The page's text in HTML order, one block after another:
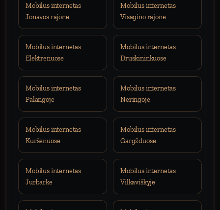
Mobilus internetas
Jonavos rajone
Mobilus internetas
Visagino rajone
Mobilus internetas
Elektrėnuose
Mobilus internetas
Druskininkuose
Mobilus internetas
Palangoje
Mobilus internetas
Neringoje
Mobilus internetas
Kuršėnuose
Mobilus internetas
Gargžduose
Mobilus internetas
Jurbarke
Mobilus internetas
Vilkaviškyje